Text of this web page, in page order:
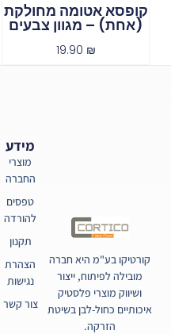
קופסא אטומה מחולקת
(אחת) – מגוון צבעים
19.90 ₪
קורטיקו בע"מ היא חברה
מובילה לפיתוח, ייצור
ושיווק מוצרי פלסטיק
איכותיים כחול-לבן בשיטת
הזרקה.
מידע
מוצרי
החברה
טפסים
להורדה
תקנון
הצהרת
נגישות
צור קשר